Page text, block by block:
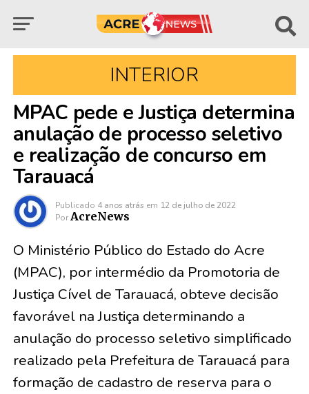
INTERIOR
MPAC pede e Justiça determina
anulação de processo seletivo
e realização de concurso em
Tarauacá
Publicado 4 anos atrás em 12 de julho de 2022
Por AcreNews
O Ministério Público do Estado do Acre
(MPAC), por intermédio da Promotoria de
Justiça Cível de Tarauacá, obteve decisão
favorável na Justiça determinando a
anulação do processo seletivo simplificado
realizado pela Prefeitura de Tarauacá para
formação de cadastro de reserva para o